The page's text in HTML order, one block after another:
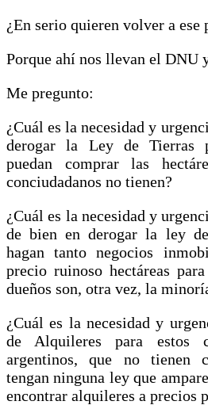
¿En serio quieren volver a ese
Porque ahí nos llevan el DNU
Me pregunto:
¿Cuál es la necesidad y
derogar la Ley de Tierras
puedan comprar las
conciudadanos no tienen?
¿Cuál es la necesidad y
de bien en derogar la ley
hagan tanto negocios
precio ruinoso hectáreas
dueños son, otra vez, la
¿Cuál es la necesidad y
de Alquileres para estos
argentinos, que no tienen
tengan ninguna ley que
encontrar alquileres a precios